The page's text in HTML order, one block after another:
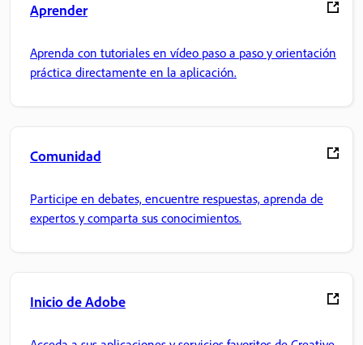
Aprender
Aprenda con tutoriales en vídeo paso a paso y orientación
práctica directamente en la aplicación.
Comunidad
Participe en debates, encuentre respuestas, aprenda de
expertos y comparta sus conocimientos.
Inicio de Adobe